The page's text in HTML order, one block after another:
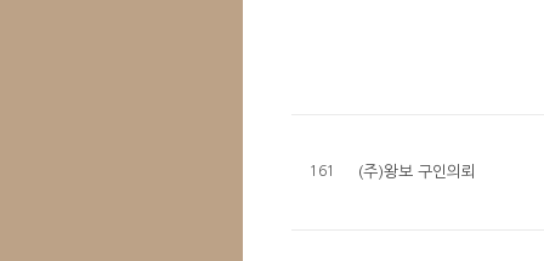
161 (주)왕보 구인의뢰